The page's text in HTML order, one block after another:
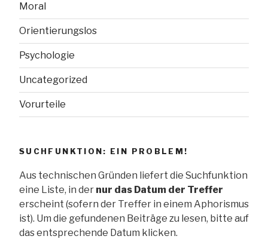
Moral
Orientierungslos
Psychologie
Uncategorized
Vorurteile
SUCHFUNKTION: EIN PROBLEM!
Aus technischen Gründen liefert die Suchfunktion
eine Liste, in der nur das Datum der Treffer
erscheint (sofern der Treffer in einem Aphorismus
ist). Um die gefundenen Beiträge zu lesen, bitte auf
das entsprechende Datum klicken.